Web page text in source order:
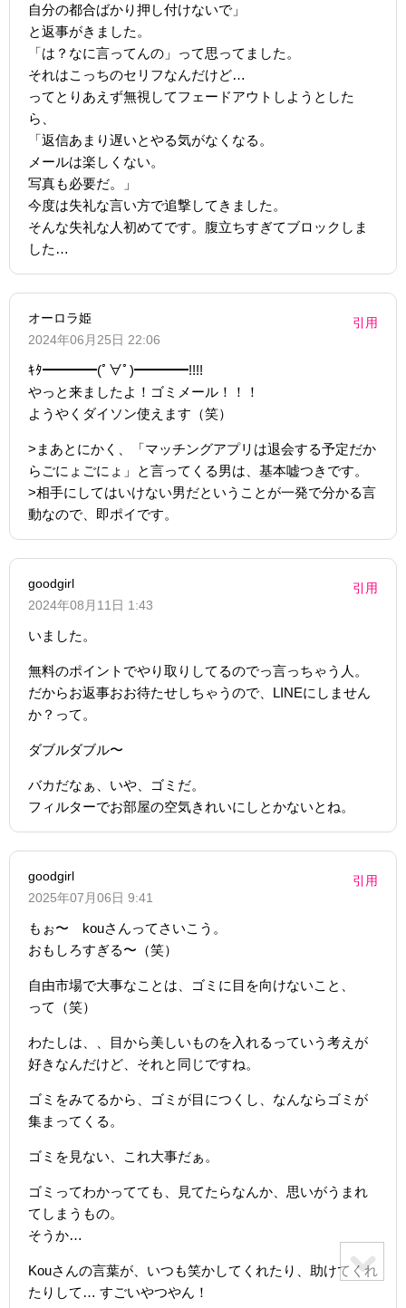
自分の都合ばかり押し付けないで」
と返事がきました。
「は？なに言ってんの」って思ってました。
それはこっちのセリフなんだけど…
ってとりあえず無視してフェードアウトしようとした
ら、
「返信あまり遅いとやる気がなくなる。
メールは楽しくない。
写真も必要だ。」
今度は失礼な言い方で追撃してきました。
そんな失礼な人初めてです。腹立ちすぎてブロックしま
した…
オーロラ姫
2024年06月25日 22:06
引用
ｷﾀ━━━━(ﾟ∀ﾟ)━━━━!!!!
やっと来ましたよ！ゴミメール！！！
ようやくダイソン使えます（笑）
>まあとにかく、「マッチングアプリは退会する予定だか
らごにょごにょ」と言ってくる男は、基本嘘つきです。
>相手にしてはいけない男だということが一発で分かる言
動なので、即ポイです。
goodgirl
2024年08月11日 1:43
引用
いました。
無料のポイントでやり取りしてるのでっ言っちゃう人。
だからお返事おお待たせしちゃうので、LINEにしません
か？って。
ダブルダブル〜
バカだなぁ、いや、ゴミだ。
フィルターでお部屋の空気きれいにしとかないとね。
goodgirl
2025年07月06日 9:41
引用
もぉ〜 kouさんってさいこう。
おもしろすぎる〜（笑）
自由市場で大事なことは、ゴミに目を向けないこと、
って（笑）
わたしは、、目から美しいものを入れるっていう考えが
好きなんだけど、それと同じですね。
ゴミをみてるから、ゴミが目につくし、なんならゴミが
集まってくる。
ゴミを見ない、これ大事だぁ。
ゴミってわかってても、見てたらなんか、思いがうまれ
てしまうもの。
そうか…
Kouさんの言葉が、いつも笑かしてくれたり、助けてくれ
たりして… すごいやつやん！